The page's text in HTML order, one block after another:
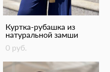
Куртка-рубашка из
натуральной замши
0 pуб.